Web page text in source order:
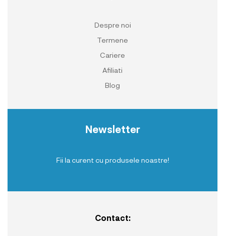
Despre noi
Termene
Cariere
Afiliati
Blog
Newsletter
Fii la curent cu produsele noastre!
Contact: